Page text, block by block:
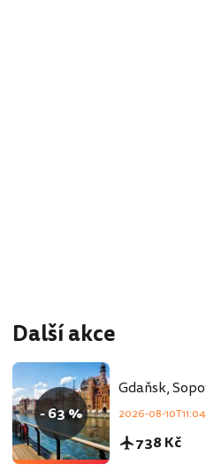
Další akce
- 63 %
Gdaňsk,
2026-08-
738 Kč